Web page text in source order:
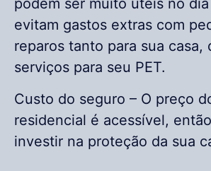
podem ser muito úteis no
evitam gastos extras com
reparos tanto para sua casa,
serviços para seu PET.
Custo do seguro – O preço
residencial é acessível,
investir na proteção da sua